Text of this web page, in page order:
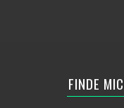
FINDE